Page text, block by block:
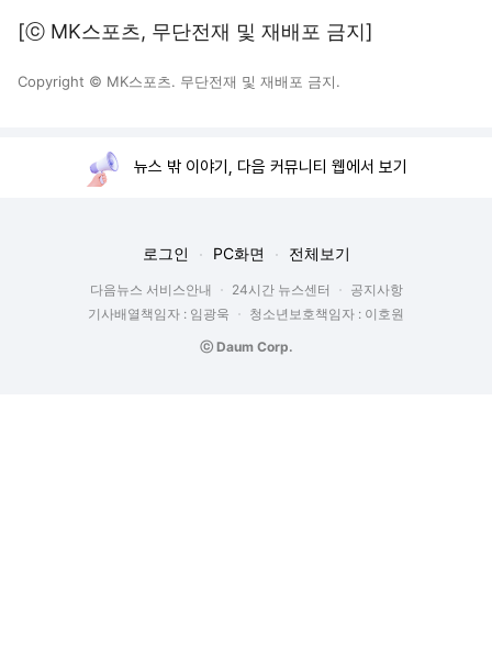
[ⓒ MK스포츠, 무단전재 및 재배포 금지]
Copyright © MK스포츠. 무단전재 및 재배포 금지.
뉴스 밖 이야기, 다음 커뮤니티 웹에서 보기
로그인 PC화면 전체보기
다음뉴스 서비스안내 24시간 뉴스센터
공지사항
기사배열책임자 : 임광욱
청소년보호책임자 : 이호원
ⓒ Daum Corp.